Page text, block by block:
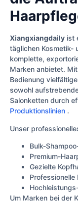
Xiangxiangdaily ist
täglichen Kosmetik-
komplette,
Marken anbietet.
Bedienung
sowohl
Salonketten durch
Produktionslinien .
Unser
Bulk-
Premium-
Gezielte
Um Marken bei der